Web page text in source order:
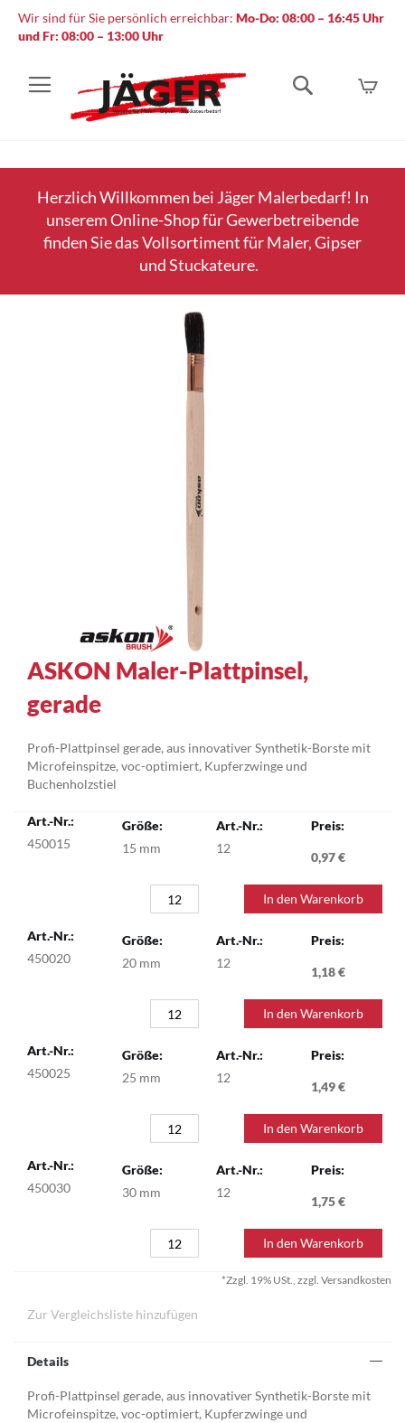
Wir sind für Sie persönlich erreichbar: Mo-Do: 08:00 – 16:45 Uhr
und Fr: 08:00 – 13:00 Uhr
Herzlich Willkommen bei Jäger Malerbedarf! In
unserem Online-Shop für Gewerbetreibende
finden Sie das Vollsortiment für Maler, Gipser
und Stuckateure.
ASKON Maler-Plattpinsel,
gerade
Profi-Plattpinsel gerade, aus innovativer Synthetik-Borste mit
Microfeinspitze, voc-optimiert, Kupferzwinge und
Buchenholzstiel
Gruppiert
Produkte
450015 15 mm 12
0,97 €
In den Warenkorb
450020 20 mm 12
1,18 €
In den Warenkorb
450025 25 mm 12
1,49 €
In den Warenkorb
450030 30 mm 12
1,75 €
In den Warenkorb
*Zzgl. 19% USt., zzgl. Versandkosten
Zur Vergleichsliste hinzufügen
Zum
Anfang
der
Bildergalerie
Details
Profi-Plattpinsel gerade, aus innovativer Synthetik-Borste mit
Microfeinspitze, voc-optimiert, Kupferzwinge und